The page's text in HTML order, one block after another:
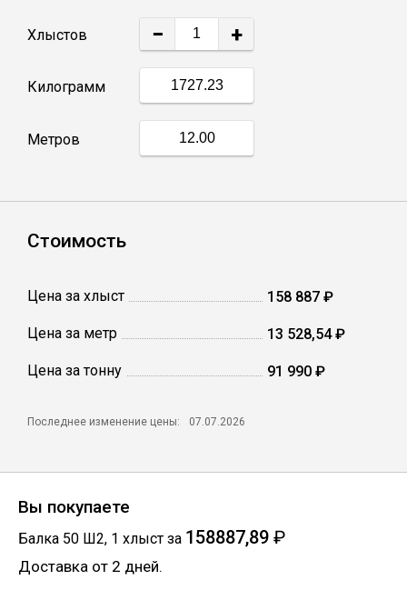
Катанка
Винтовые сваи
Столбы заборные
Сетка кладочная
Круги абразивные
Электроды
Скобо-гибочные изделия
Хлыстов − +
Килограмм
Метров
Стоимость
Цена за хлыст 158 887 ₽
Цена за метр 13 528,54 ₽
Цена за тонну 91 990 ₽
Последнее изменение цены: 07.07.2026
Вы покупаете
Балка 50 Ш2, 1 хлыст за 158887,89 ₽
Доставка от 2 дней.